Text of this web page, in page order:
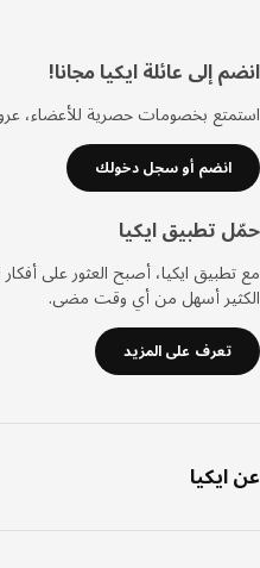
إلى عائلة ايكيا مجانا!
بخصومات حصرية للأعضاء، عروض
انضم أو سجل دخولك
تطبيق ايكيا
ايكيا، أصبح العثور على أفكار
أسهل من أي وقت مضى.
تعرف على المزيد